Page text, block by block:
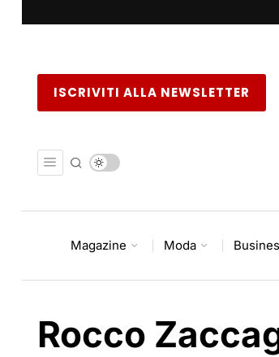
ISCRIVITI ALLA NEWSLETTER
Magazine Moda
Rocco